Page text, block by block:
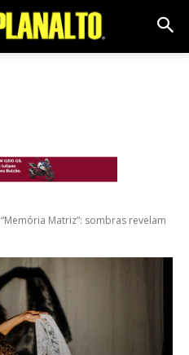
“Memória Matriz”: sombras revelam